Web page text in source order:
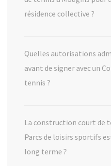
résidence collective ?
Quelles autorisations
avant de signer avec un
tennis ?
La construction court de
Parcs de loisirs sportifs
long terme ?